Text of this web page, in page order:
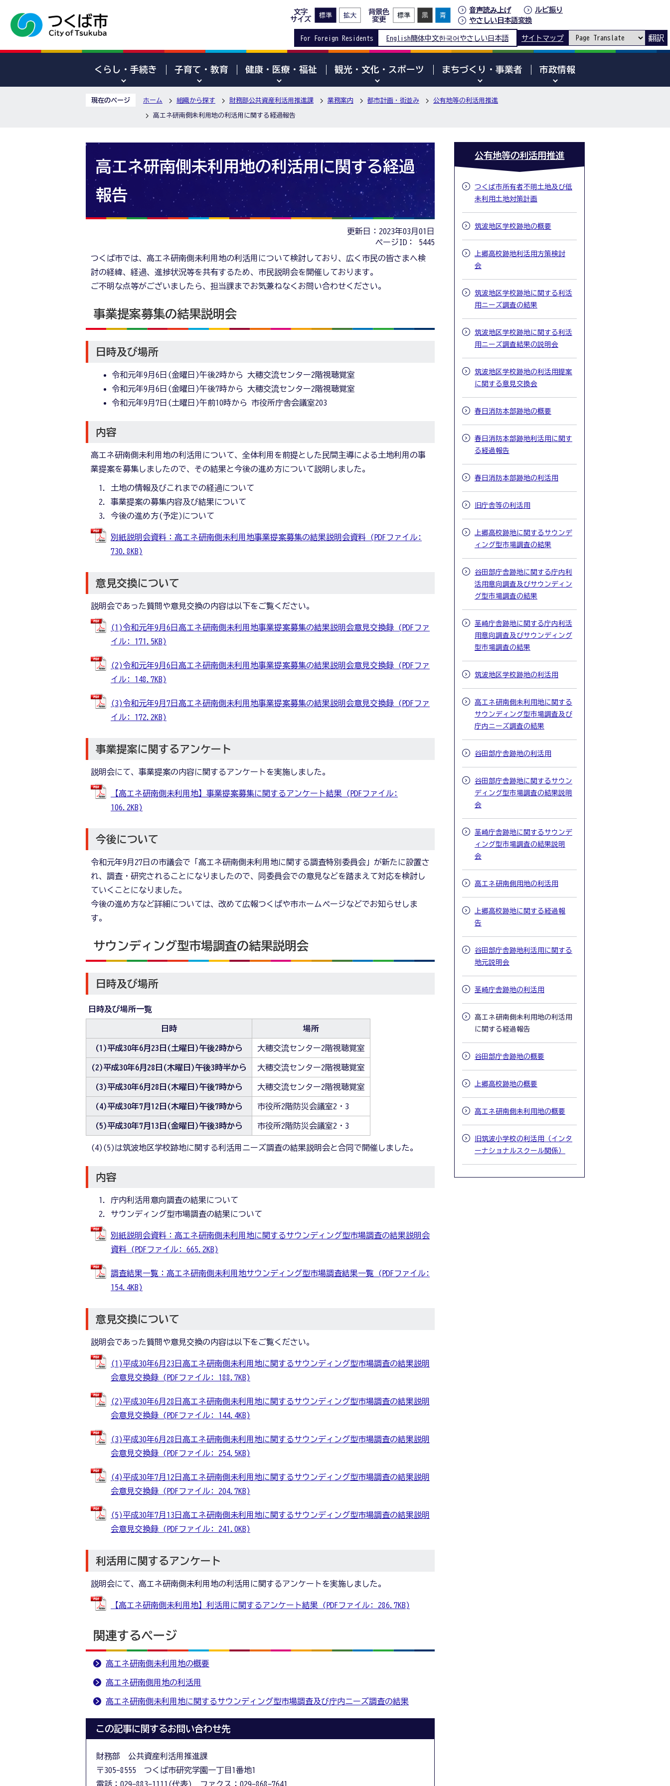
文字
サイズ
背景色
変更
音声読み上げ
ルビ振り
やさしい日本語変換
For Foreign Residents English簡体中文한국어 やさしい日本語 サイトマップ 翻訳
くらし・手続き 子育て・教育 健康・医療・福祉 観光・文化・スポーツ まちづくり・事業者 市政情報
現在のページ ホーム 組織から探す 財務部公共資産利活用推進課 業務案内 都市計画・街並み 公有地等の利活用推進
高エネ研南側未利用地の利活用に関する経過報告
高エネ研南側未利用地の利活用に関する経過
報告
更新日：2023年03月01日
ページID：
5445
つくば市では、高エネ研南側未利用地の利活用について検討しており、広く市民の皆さまへ検
討の経緯、経過、進捗状況等を共有するため、市民説明会を開催しております。
ご不明な点等がございましたら、担当課までお気兼ねなくお問い合わせください。
事業提案募集の結果説明会
日時及び場所
令和元年9月6日(金曜日)午後2時から 大穂交流センター2階視聴覚室
令和元年9月6日(金曜日)午後7時から 大穂交流センター2階視聴覚室
令和元年9月7日(土曜日)午前10時から 市役所庁舎会議室203
内容
高エネ研南側未利用地の利活用について、全体利用を前提とした民間主導による土地利用の事
業提案を募集しましたので、その結果と今後の進め方について説明しました。
土地の情報及びこれまでの経過について
事業提案の募集内容及び結果について
今後の進め方(予定)について
別紙説明会資料：高エネ研南側未利用地事業提案募集の結果説明会資料 (PDFファイル:
730.8KB)
意見交換について
説明会であった質問や意見交換の内容は以下をご覧ください。
(1)令和元年9月6日高エネ研南側未利用地事業提案募集の結果説明会意見交換録 (PDFファ
イル: 171.5KB)
(2)令和元年9月6日高エネ研南側未利用地事業提案募集の結果説明会意見交換録 (PDFファ
イル: 148.7KB)
(3)令和元年9月7日高エネ研南側未利用地事業提案募集の結果説明会意見交換録 (PDFファ
イル: 172.2KB)
事業提案に関するアンケート
説明会にて、事業提案の内容に関するアンケートを実施しました。
【高エネ研南側未利用地】事業提案募集に関するアンケート結果 (PDFファイル:
106.2KB)
今後について
令和元年9月27日の市議会で「高エネ研南側未利用地に関する調査特別委員会」が新たに設置さ
れ、調査・研究されることになりましたので、同委員会での意見などを踏まえて対応を検討し
ていくことになりました。
今後の進め方など詳細については、改めて広報つくばや市ホームページなどでお知らせしま
す。
サウンディング型市場調査の結果説明会
日時及び場所
日時及び場所一覧
日時 場所
(1)平成30年6月23日(土曜日)午後2時から 大穂交流センター2階視聴覚室
(2)平成30年6月28日(木曜日)午後3時半から 大穂交流センター2階視聴覚室
(3)平成30年6月28日(木曜日)午後7時から 大穂交流センター2階視聴覚室
(4)平成30年7月12日(木曜日)午後7時から 市役所2階防災会議室2・3
(5)平成30年7月13日(金曜日)午後3時から 市役所2階防災会議室2・3
(4)(5)は筑波地区学校跡地に関する利活用ニーズ調査の結果説明会と合同で開催しました。
内容
庁内利活用意向調査の結果について
サウンディング型市場調査の結果について
別紙説明会資料：高エネ研南側未利用地に関するサウンディング型市場調査の結果説明会
資料 (PDFファイル: 665.2KB)
調査結果一覧：高エネ研南側未利用地サウンディング型市場調査結果一覧 (PDFファイル:
154.4KB)
意見交換について
説明会であった質問や意見交換の内容は以下をご覧ください。
(1)平成30年6月23日高エネ研南側未利用地に関するサウンディング型市場調査の結果説明
会意見交換録 (PDFファイル: 188.7KB)
(2)平成30年6月28日高エネ研南側未利用地に関するサウンディング型市場調査の結果説明
会意見交換録 (PDFファイル: 144.4KB)
(3)平成30年6月28日高エネ研南側未利用地に関するサウンディング型市場調査の結果説明
会意見交換録 (PDFファイル: 254.5KB)
(4)平成30年7月12日高エネ研南側未利用地に関するサウンディング型市場調査の結果説明
会意見交換録 (PDFファイル: 204.7KB)
(5)平成30年7月13日高エネ研南側未利用地に関するサウンディング型市場調査の結果説明
会意見交換録 (PDFファイル: 241.0KB)
利活用に関するアンケート
説明会にて、高エネ研南側未利用地の利活用に関するアンケートを実施しました。
【高エネ研南側未利用地】利活用に関するアンケート結果 (PDFファイル: 286.7KB)
関連するページ
高エネ研南側未利用地の概要
高エネ研南側用地の利活用
高エネ研南側未利用地に関するサウンディング型市場調査及び庁内ニーズ調査の結果
この記事に関するお問い合わせ先
財務部 公共資産利活用推進課
〒305-8555 つくば市研究学園一丁目1番地1
電話：029-883-1111(代表) ファクス：029-868-7641
公有地等の利活用推進
つくば市所有者不明土地及び低
未利用土地対策計画
筑波地区学校跡地の概要
上郷高校跡地利活用方策検討
会
筑波地区学校跡地に関する利活
用ニーズ調査の結果
筑波地区学校跡地に関する利活
用ニーズ調査結果の説明会
筑波地区学校跡地の利活用提案
に関する意見交換会
春日消防本部跡地の概要
春日消防本部跡地利活用に関す
る経過報告
春日消防本部跡地の利活用
旧庁舎等の利活用
上郷高校跡地に関するサウンデ
ィング型市場調査の結果
谷田部庁舎跡地に関する庁内利
活用意向調査及びサウンディン
グ型市場調査の結果
茎崎庁舎跡地に関する庁内利活
用意向調査及びサウンディング
型市場調査の結果
筑波地区学校跡地の利活用
高エネ研南側未利用地に関する
サウンディング型市場調査及び
庁内ニーズ調査の結果
谷田部庁舎跡地の利活用
谷田部庁舎跡地に関するサウン
ディング型市場調査の結果説明
会
茎崎庁舎跡地に関するサウンデ
ィング型市場調査の結果説明
会
高エネ研南側用地の利活用
上郷高校跡地に関する経過報
告
谷田部庁舎跡地利活用に関する
地元説明会
茎崎庁舎跡地の利活用
高エネ研南側未利用地の利活用
に関する経過報告
谷田部庁舎跡地の概要
上郷高校跡地の概要
高エネ研南側未利用地の概要
旧筑波小学校の利活用（インタ
ーナショナルスクール関係）